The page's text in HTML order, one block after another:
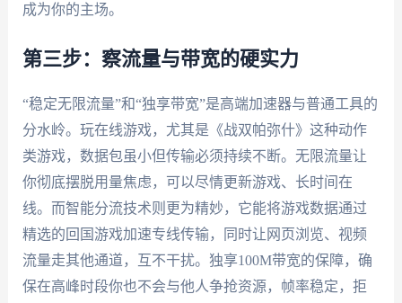
成为你的主场。
第三步：察流量与带宽的硬实力
“稳定无限流量”和“独享带宽”是高端加速器与普通工具的
分水岭。玩在线游戏，尤其是《战双帕弥什》这种动作
类游戏，数据包虽小但传输必须持续不断。无限流量让
你彻底摆脱用量焦虑，可以尽情更新游戏、长时间在
线。而智能分流技术则更为精妙，它能将游戏数据通过
精选的回国游戏加速专线传输，同时让网页浏览、视频
流量走其他通道，互不干扰。独享100M带宽的保障，确
保在高峰时段你也不会与他人争抢资源，帧率稳定，拒